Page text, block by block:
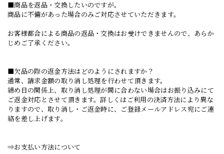
■商品を返品・交換したいのですが。
商品に不備があった場合のみご対応させていただきます。
お客様都合による商品の返品・交換はお受けできませんので、あらか
じめご了承ください。
■欠品の際の返金方法はどのようにされますか？
通常、請求金額の取り消し処理を行わせて頂きます。
締め日の関係上、取り消し処理が間に合わない場合はお振り込みにて
ご返金対応とさせて頂きます。詳しくはご利用の決済方法により異な
りますので、取り消し・ご返金時に、ご登録メールアドレス宛にご連
絡を差し上げます。
⇒お支払い方法について